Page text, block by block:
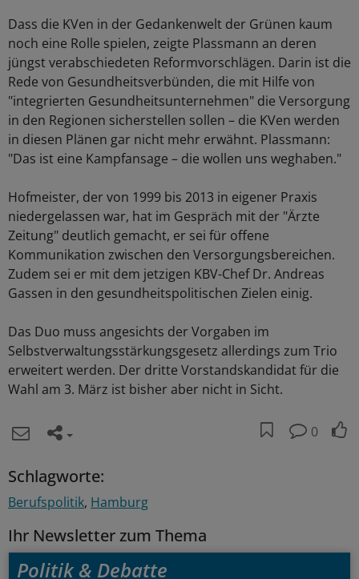
Dass die KVen in der Gedankenwelt der Grünen kaum
noch eine Rolle spielen, zeigte Plassmann an deren
jüngst verabschiedeten Reformvorschlägen. Darin ist die
Rede von Gesundheitsverbünden, die mit Hilfe von
"integrierten Gesundheitsunternehmen" die Versorgung
in den Regionen sicherstellen sollen – die KVen werden
in diesen Plänen gar nicht mehr erwähnt. Plassmann:
"Das ist eine Kampfansage – die wollen uns weghaben."
Hofmeister, der von 1999 bis 2013 in eigener Praxis
niedergelassen war, hat im Gespräch mit der "Ärzte
Zeitung" deutlich gemacht, er sei für offene
Kommunikation zwischen den Versorgungsbereichen.
Zudem sei er mit dem jetzigen KBV-Chef Dr. Andreas
Gassen in den gesundheitspolitischen Zielen einig.
Das Duo muss angesichts der Vorgaben im
Selbstverwaltungsstärkungsgesetz allerdings zum Trio
erweitert werden. Der dritte Vorstandskandidat für die
Wahl am 3. März ist bisher aber nicht in Sicht.
0
Schlagworte:
Berufspolitik Hamburg
Ihr Newsletter zum Thema
Politik & Debatte